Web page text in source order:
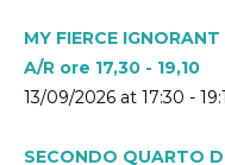
MY FIERCE
A/R ore 17,30 - 19,10
13/09/2026 at 17:30 -
SECONDO QUARTO